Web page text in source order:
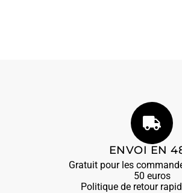
ENVOI EN
Gratuit pour les
50 euros
Politique de retour